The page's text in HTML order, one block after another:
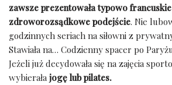
zawsze prezentowała typowo
zdroworozsądkowe podejście. Nie
godzinnych seriach na siłowni z
Stawiała na… Codzienny spacer po
Jeżeli już decydowała się na zajęcia
wybierała jogę lub pilates.